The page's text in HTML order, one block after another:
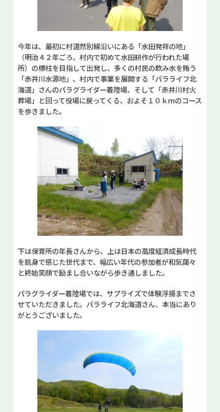
今年は、最初に村道然別線沿いにある「水田発祥の地」
（明治４２年ごろ、村内で初めて水田耕作が行われた場
所）の標柱を目指して出発し、多くの村民の飲み水を賄う
「赤井川水源地」、村内で事業を展開する「パラライフ北
海道」さんのパラグライダー着陸場、そして「赤井川村火
葬場」と回って役場に戻ってくる、およそ１０ｋｍのコース
を歩きました。
下は保育所の年長さんから、上は日本の高度経済成長時代
を肌身で感じた世代まで、幅広い年代の参加者が和気藹々
と終始笑顔で励まし合いながら歩き通しました。
パラグライダー着陸場では、サプライズで体験浮揚までさ
せていただきました。パラライフ北海道さん、本当にあり
がとうございました。